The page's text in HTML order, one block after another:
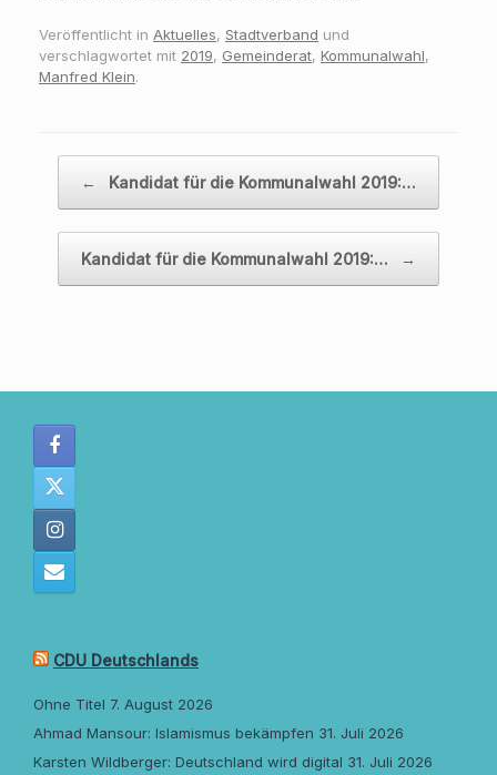
Veröffentlicht in Aktuelles, Stadtverband und
verschlagwortet mit 2019, Gemeinderat, Kommunalwahl,
Manfred Klein.
← Kandidat für die Kommunalwahl 2019:…
Kandidat für die Kommunalwahl 2019:… →
CDU Deutschlands
Ohne Titel 7. August 2026
Ahmad Mansour: Islamismus bekämpfen 31. Juli 2026
Karsten Wildberger: Deutschland wird digital 31. Juli 2026